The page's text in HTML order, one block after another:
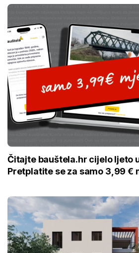
Čitajte bauštela.hr cijelo ljeto
Pretplatite se za samo 3,99 €